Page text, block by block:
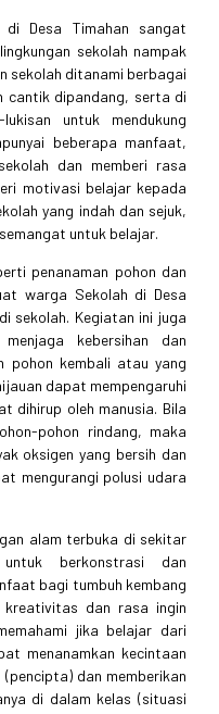
di Desa Timahan sangat
sekolah nampak
sekolah ditanami berbagai
cantik dipandang, serta di
untuk mendukung
beberapa manfaat,
dan memberi rasa
motivasi belajar kepada
yang indah dan sejuk,
untuk belajar.
penanaman pohon dan
warga Sekolah di Desa
sekolah. Kegiatan ini juga
kebersihan dan
pohon kembali atau yang
dapat mempengaruhi
dihirup oleh manusia. Bila
pohon rindang, maka
oksigen yang bersih dan
mengurangi polusi udara
alam terbuka di sekitar
berkonstrasi dan
bagi tumbuh kembang
kreativitas dan rasa ingin
jika belajar dari
menanamkan kecintaan
dan memberikan
di dalam kelas (situasi